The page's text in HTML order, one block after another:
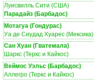
Луисвилль Сити (США)
Парадайз (Барбадос)
Мотагуа (Гондурас)
Уа де Сиудад Хуарес (Мексика)
Сан Хуан (Гватемала)
Шаркс (Теркс и Кайкос)
Веймос Уэльс (Барбадос)
Аллегро (Теркс и Кайкос)